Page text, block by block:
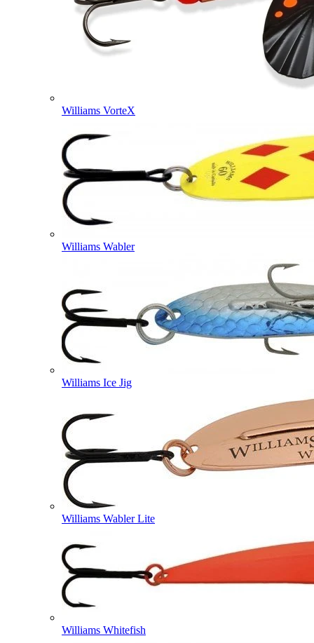
Williams VorteX
Williams Wabler
Williams Ice Jig
Williams Wabler Lite
Williams Whitefish